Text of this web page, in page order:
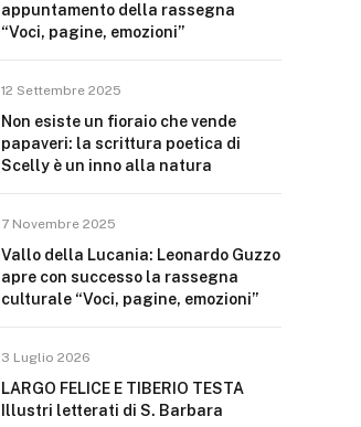
appuntamento della rassegna
“Voci, pagine, emozioni”
12 Settembre 2025
Non esiste un fioraio che vende
papaveri: la scrittura poetica di
Scelly è un inno alla natura
7 Novembre 2025
Vallo della Lucania: Leonardo Guzzo
apre con successo la rassegna
culturale “Voci, pagine, emozioni”
3 Luglio 2026
LARGO FELICE E TIBERIO TESTA
Illustri letterati di S. Barbara